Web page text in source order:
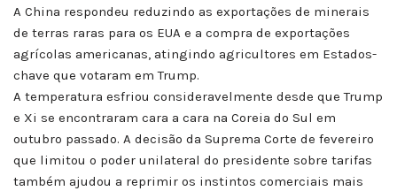
A China respondeu reduzindo as exportações de minerais
de terras raras para os EUA e a compra de exportações
agrícolas americanas, atingindo agricultores em Estados-
chave que votaram em Trump.
A temperatura esfriou consideravelmente desde que Trump
e Xi se encontraram cara a cara na Coreia do Sul em
outubro passado. A decisão da Suprema Corte de fevereiro
que limitou o poder unilateral do presidente sobre tarifas
também ajudou a reprimir os instintos comerciais mais